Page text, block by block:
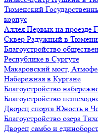
Тюменский
корпус
Аллея Первых на проезде
Сквер Радужный в Тюмени
Благоустройство
Республике в Сургуте
Макаровский мост,
Набережная в Кургане
Благоустройство
Благоустройство
Дворец спорта Юность в
Благоустройство озера
Дворец самбо и